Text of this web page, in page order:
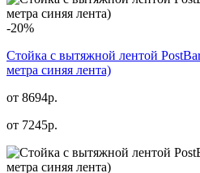
-20%
Стойка с вытяжной лентой
метра синяя лента)
от 8694р.
от 7245р.